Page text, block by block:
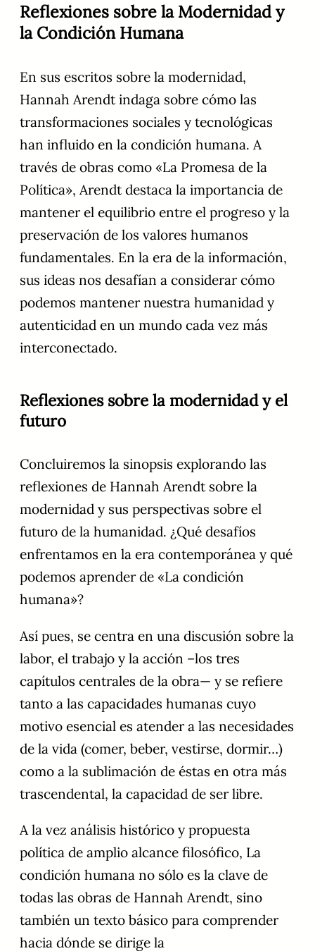
Reflexiones sobre la Modernidad y
la Condición Humana
En sus escritos sobre la modernidad,
Hannah Arendt indaga sobre cómo las
transformaciones sociales y tecnológicas
han influido en la condición humana. A
través de obras como «La Promesa de la
Política», Arendt destaca la importancia de
mantener el equilibrio entre el progreso y la
preservación de los valores humanos
fundamentales. En la era de la información,
sus ideas nos desafían a considerar cómo
podemos mantener nuestra humanidad y
autenticidad en un mundo cada vez más
interconectado.
Reflexiones sobre la modernidad y el
futuro
Concluiremos la sinopsis explorando las
reflexiones de Hannah Arendt sobre la
modernidad y sus perspectivas sobre el
futuro de la humanidad. ¿Qué desafíos
enfrentamos en la era contemporánea y qué
podemos aprender de «La condición
humana»?
Así pues, se centra en una discusión sobre la
labor, el trabajo y la acción –los tres
capítulos centrales de la obra— y se refiere
tanto a las capacidades humanas cuyo
motivo esencial es atender a las necesidades
de la vida (comer, beber, vestirse, dormir…)
como a la sublimación de éstas en otra más
trascendental, la capacidad de ser libre.
A la vez análisis histórico y propuesta
política de amplio alcance filosófico, La
condición humana no sólo es la clave de
todas las obras de Hannah Arendt, sino
también un texto básico para comprender
hacia dónde se dirige la